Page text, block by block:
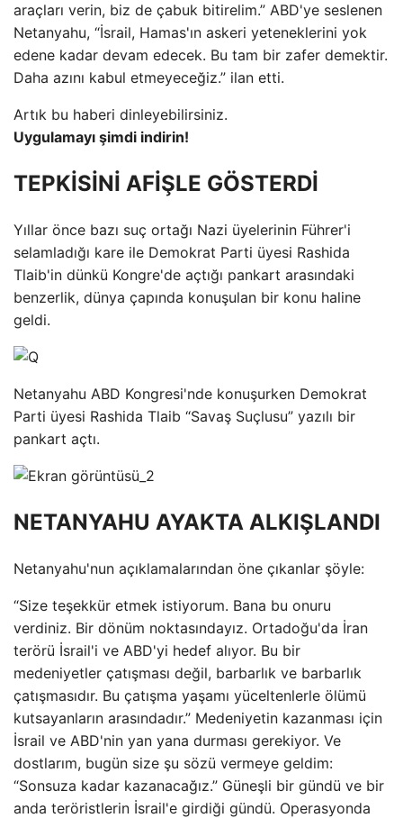
araçları verin, biz de çabuk bitirelim.” ABD'ye seslenen
Netanyahu, “İsrail, Hamas'ın askeri yeteneklerini yok
edene kadar devam edecek. Bu tam bir zafer demektir.
Daha azını kabul etmeyeceğiz.” ilan etti.
Artık bu haberi dinleyebilirsiniz.
Uygulamayı şimdi indirin!
TEPKİSİNİ AFİŞLE GÖSTERDİ
Yıllar önce bazı suç ortağı Nazi üyelerinin Führer'i
selamladığı kare ile Demokrat Parti üyesi Rashida
Tlaib'in dünkü Kongre'de açtığı pankart arasındaki
benzerlik, dünya çapında konuşulan bir konu haline
geldi.
Netanyahu ABD Kongresi'nde konuşurken Demokrat
Parti üyesi Rashida Tlaib “Savaş Suçlusu” yazılı bir
pankart açtı.
NETANYAHU AYAKTA ALKIŞLANDI
Netanyahu'nun açıklamalarından öne çıkanlar şöyle:
“Size teşekkür etmek istiyorum. Bana bu onuru
verdiniz. Bir dönüm noktasındayız. Ortadoğu'da İran
terörü İsrail'i ve ABD'yi hedef alıyor. Bu bir
medeniyetler çatışması değil, barbarlık ve barbarlık
çatışmasıdır. Bu çatışma yaşamı yüceltenlerle ölümü
kutsayanların arasındadır.” Medeniyetin kazanması için
İsrail ve ABD'nin yan yana durması gerekiyor. Ve
dostlarım, bugün size şu sözü vermeye geldim:
“Sonsuza kadar kazanacağız.” Güneşli bir gündü ve bir
anda teröristlerin İsrail'e girdiği gündü. Operasyonda